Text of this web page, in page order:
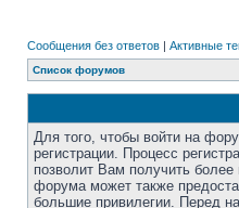
Сообщения без ответов | Активные
Список форумов
Для того, чтобы войти на
регистрации. Процесс
позволит Вам получить
форума может также
большие привилегии. Перед